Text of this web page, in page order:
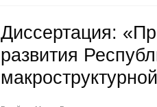
Диссертация:
развития